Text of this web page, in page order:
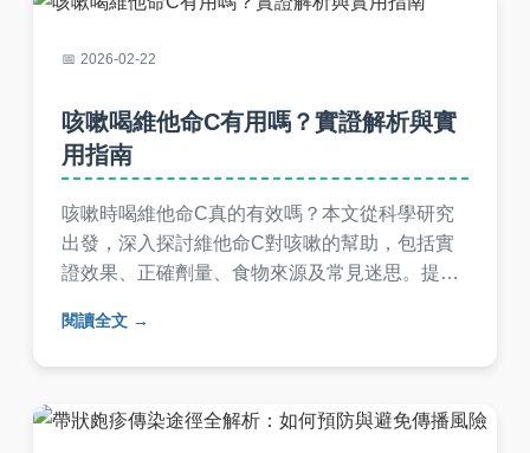
2026-02-22
咳嗽喝維他命C有用嗎？實證解析與實
用指南
咳嗽時喝維他命C真的有效嗎？本文從科學研究
出發，深入探討維他命C對咳嗽的幫助，包括實
證效果、正確劑量、食物來源及常見迷思。提供
咳嗽不適。
閱讀全文